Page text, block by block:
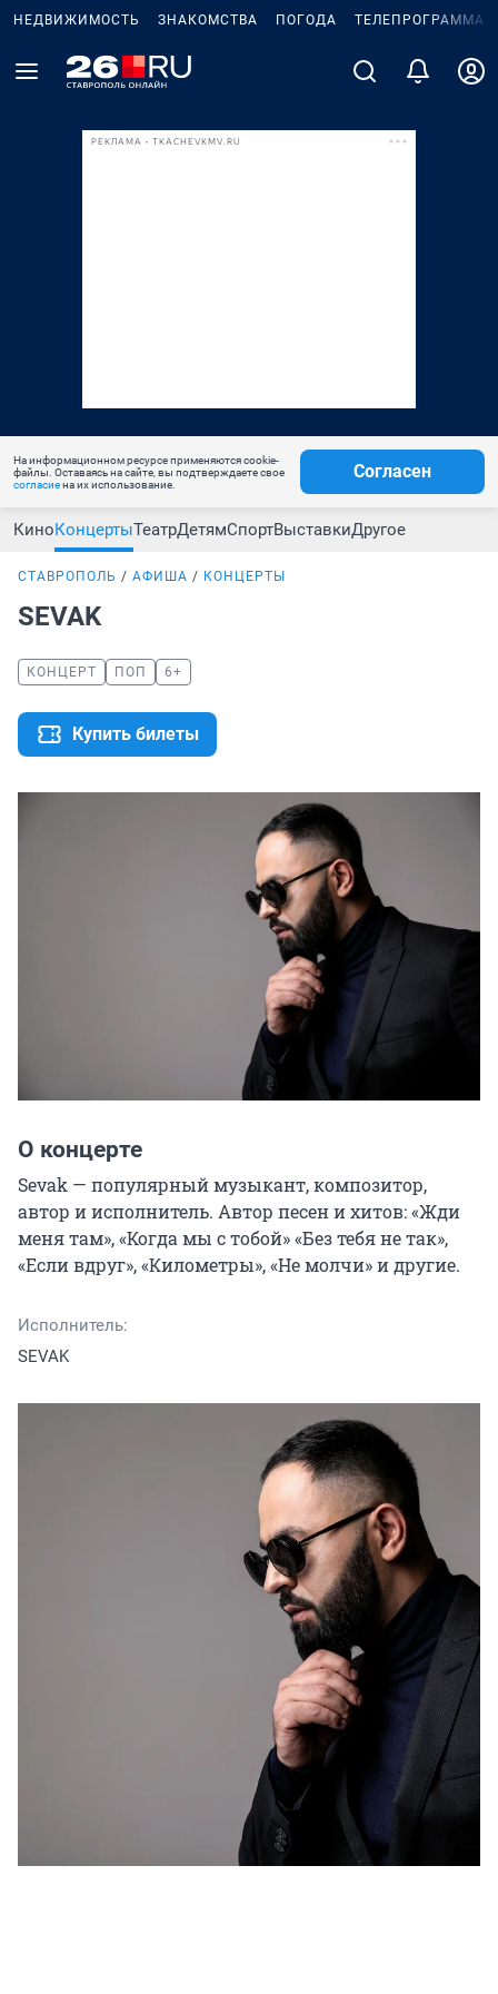
НЕДВИЖИМОСТЬ ЗНАКОМСТВА ПОГОДА ТЕЛЕПРОГРАММА
РЕКЛАМА • TKACHEVKMV.RU
На информационном ресурсе применяются cookie-
файлы. Оставаясь на сайте, вы подтверждаете свое
согласиена их использование.
Согласен
КиноКонцертыТеатрДетямСпортВыставкиДругое
СТАВРОПОЛЬ АФИША КОНЦЕРТЫ
SEVAK
КОНЦЕРТ ПОП 6+
Купить билеты
О концерте
Sevak — популярный музыкант, композитор,
автор и исполнитель. Автор песен и хитов: «Жди
меня там», «Когда мы с тобой» «Без тебя не так»,
«Если вдруг», «Километры», «Не молчи» и другие.
Исполнитель:
SEVAK